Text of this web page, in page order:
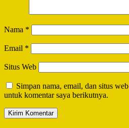
Nama *
Email *
Situs Web
Simpan nama, email, dan situs
untuk komentar saya berikutnya.